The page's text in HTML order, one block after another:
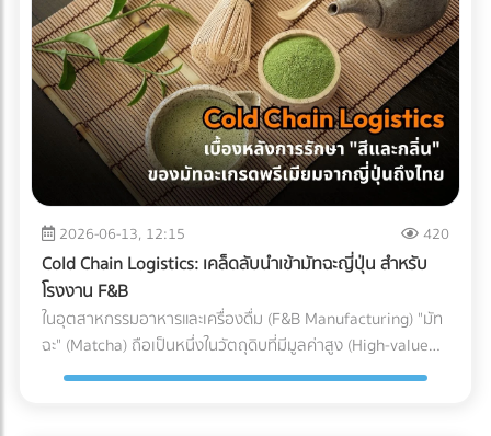
ถูกบรรจุลงตู้คอนเทนเนอร์ สำหรับธุรกิจ SME หรือองค์กรที่
ต้องการเติบโตในตลาดโลกอย่างยั่งยืน การยอมจ่ายค่าบริการที่
สมเหตุสมผลให้กับผู้เชี่ยวชาญ ย่อมเป็นทางเลือกที่ปลอดภัยและ
คุ้มค่ากว่าการยอมเสี่ยงเพื่อประหยัดงบเพียงเล็กน้อย แต่ต้องมา
นั่งเสียใจกับค่าปรับและปัญหาสินค้าติดท่าเรือในภายหลังอย่าง
(Particulate Matter Control) ในกรณีของอุปกรณ์ที่ต้องสัมผัส
กับกระแสเลือดโดยตรง เช่น สายสวนหลอดเลือด (Catheters)
หรือถุงเก็บเลือด ฝุ่นผงเพียงเล็กน้อยที่ปะปนเข้าไปอาจทำให้เกิด
ภาวะลิ่มเลือดอุดตัน หรือการอักเสบขั้นรุนแรงในร่างกายผู้ป่วยได้
ระบบ Cleanroom จะคอยกรองฝุ่นละออง สะเก็ดผิวหนัง หรือ
เส้นผมของพนักงาน ไม่ให้หลุดรอดลงไปในไลน์การผลิตอย่าง
เด็ดขาด 3. การควบคุมอุณหภูมิและความชื้น (Temperature &
Humidity) พลาสติกเกรดการแพทย์บางชนิดมีความไวต่อ
ความชื้นและอุณหภูมิ หากสภาพแวดล้อมแกว่งไปมา อาจส่งผล
ต่อขนาด (Dimension) และความแข็งแรงของชิ้นงาน
Cleanroom จะช่วยรักษาสภาพแวดล้อมให้คงที่ ทำให้ชิ้นส่วน
พลาสติกทุกชิ้นที่ถูกฉีดออกมามีขนาดที่แม่นยำ (Precision) ตาม
ที่วิศวกรออกแบบไว้ การบรรจุภัณฑ์ (Packaging): ขั้นตอนชี้ชะตา
ภายใน Cleanroom จุดบอดที่หลายคนมักมองข้ามคือ
กระบวนการบรรจุ แม้ชิ้นส่วนพลาสติกจะถูกผลิตออกมาอย่าง
Parts) ที่ต้องทนต่อแรงดันและอุณหภูมิที่เปลี่ยนแปลงตลอดเวลา
หากเลือกใช้ชิ้นส่วนที่ไม่ได้มาตรฐาน นี่คือสิ่งที่อาจต้องจ่ายคืนใน
ภายหลัง: 1. ต้นทุนจากของเสียและเวลาสูญเปล่าในไลน์ผลิต
(False Reject & Downtime) อะไหล่ที่ราคาถูกมักจะแลกมากับ
การควบคุมคุณภาพ (QC) ที่หละหลวม สมมติว่ามีการนำ Stop
Valve ที่ไม่ได้มาตรฐานมาประกอบ เมื่อถึงขั้นตอนทดสอบแรงดัน
แล้วพบว่าวาล์วเกิดการรั่วซึม สิ่งที่ตามมาคือโรงงานต้องหยุด
สายพานการผลิต เสียเวลาถอดประกอบใหม่ และสูญเสียต้นทุน
ค่าแรงของพนักงานไปอย่างเปล่าประโยชน์ (Downtime Cost) 2.
ค่าใช้จ่ายในการเคลมสินค้าและชื่อเสียงที่เสียไป (Warranty
Claims & Reputation) "ความทนทาน" คือหัวใจของเครื่องปรับ
อากาศ ชิ้นส่วนอย่าง Accumulator ทำหน้าที่สำคัญในการดักจับ
ของเหลวไม่ให้ไหลกลับเข้าไปทำลายคอมเพรสเซอร์ หาก
Accumulator เกิดสนิมทะลุ หรือดักของเหลวไม่ได้
คอมเพรสเซอร์จะพังก่อนหมดอายุการใช้งานทันที ต้นทุนในการ
2026-06-13, 12:15 420
Cold Chain Logistics: เคล็ดลับนำเข้ามัทฉะญี่ปุ่น สำหรับ
โรงงาน F&B
ในอุตสาหกรรมอาหารและเครื่องดื่ม (F&B Manufacturing) "มัท
ฉะ" (Matcha) ถือเป็นหนึ่งในวัตถุดิบที่มีมูลค่าสูง (High-value
Ingredient) และได้รับความนิยมอย่างต่อเนื่อง แต่ในขณะเดียวกัน